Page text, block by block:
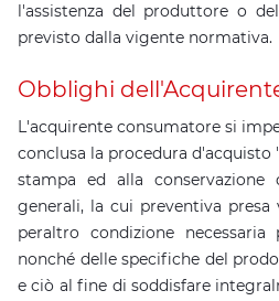
l'assistenza del produttore o
previsto dalla vigente normativa.
Obblighi
L'acquirente consumatore si
conclusa la procedura d'acquisto
stampa ed alla conservazione
generali, la cui preventiva presa
peraltro condizione
nonché delle specifiche del
e ciò al fine di soddisfare